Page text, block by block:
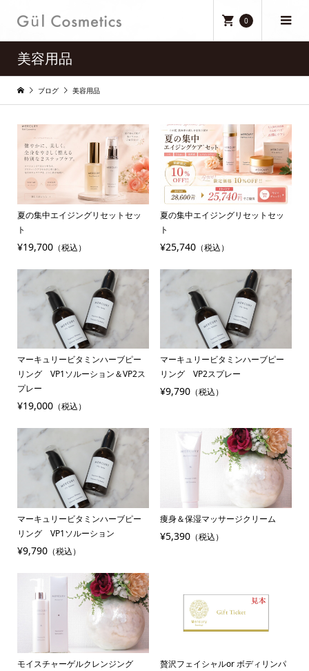
0
美容用品
ブログ 美容用品
夏の集中エイジングリセットセッ
ト
¥19,700（税込）
夏の集中エイジングリセットセッ
ト
¥25,740（税込）
マーキュリービタミンハーブピー
リング VP1ソルーション＆VP2ス
プレー
¥19,000（税込）
マーキュリービタミンハーブピー
リング VP2スプレー
¥9,790（税込）
マーキュリービタミンハーブピー
リング VP1ソルーション
¥9,790（税込）
痩身＆保湿マッサージクリーム
¥5,390（税込）
モイスチャーゲルクレンジング
贅沢フェイシャルor ボディリンパ